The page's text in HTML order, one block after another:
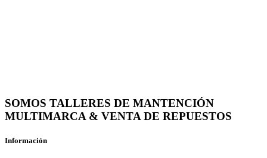
SOMOS TALLERES DE MANTENCIÓN
MULTIMARCA & VENTA DE REPUESTOS
Información